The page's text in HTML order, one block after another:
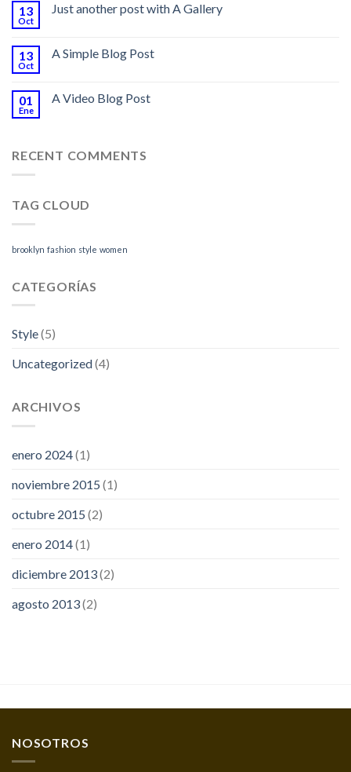
13
Oct
Just another post with A Gallery
13
Oct
A Simple Blog Post
01
Ene
A Video Blog Post
RECENT COMMENTS
TAG CLOUD
brooklyn fashion style women
CATEGORÍAS
Style(5)
Uncategorized(4)
ARCHIVOS
enero 2024(1)
noviembre 2015 (1)
octubre 2015 (2)
enero 2014(1)
diciembre 2013(2)
agosto 2013(2)
NOSOTROS